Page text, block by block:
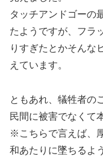
タッチアンドゴーの
たようですが、フラ
りすぎたとかそんな
えています。
ともあれ、犠牲者の
民間に被害でなくて
※こちらで言えば、
和あたりに墜ちるよ